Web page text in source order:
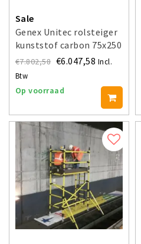
Sale
Genex Unitec rolsteiger
kunststof carbon 75x250
werkhoogte 4 m
€7.802,58 €6.047,58 Incl.
Btw
Op voorraad